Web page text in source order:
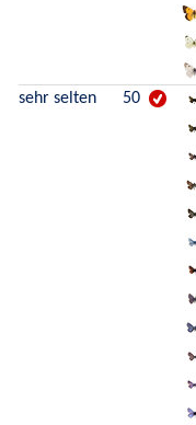
sehr selten 50